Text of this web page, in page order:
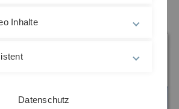
begrüßen!
Inhalte
Datenschutz